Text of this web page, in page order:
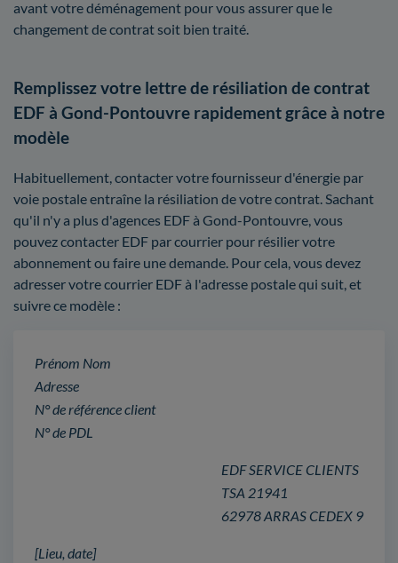
avant votre déménagement pour vous assurer que le
changement de contrat soit bien traité.
Remplissez votre lettre de résiliation de contrat
EDF à Gond-Pontouvre rapidement grâce à notre
modèle
Habituellement, contacter votre fournisseur d'énergie par
voie postale entraîne la résiliation de votre contrat. Sachant
qu'il n'y a plus d'agences EDF à Gond-Pontouvre, vous
pouvez contacter EDF par courrier pour résilier votre
abonnement ou faire une demande. Pour cela, vous devez
adresser votre courrier EDF à l'adresse postale qui suit, et
suivre ce modèle :
Prénom Nom
Adresse
N° de référence client
N° de PDL
EDF SERVICE CLIENTS
TSA 21941
62978 ARRAS CEDEX 9
[Lieu, date]